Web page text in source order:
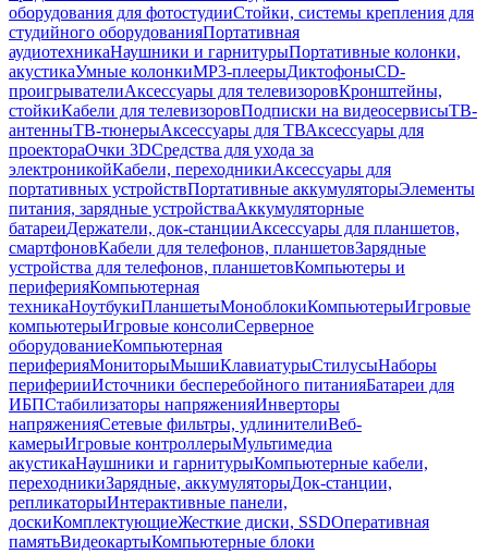
оборудования для фотостудииСтойки, системы крепления для
студийного оборудованияПортативная
аудиотехникаНаушники и гарнитурыПортативные колонки,
акустикаУмные колонкиMP3-плеерыДиктофоныCD-
проигрывателиАксессуары для телевизоровКронштейны,
стойкиКабели для телевизоровПодписки на видеосервисыТВ-
антенныТВ-тюнерыАксессуары для ТВАксессуары для
проектораОчки 3DСредства для ухода за
электроникойКабели, переходникиАксессуары для
портативных устройствПортативные аккумуляторыЭлементы
питания, зарядные устройстваАккумуляторные
батареиДержатели, док-станцииАксессуары для планшетов,
смартфоновКабели для телефонов, планшетовЗарядные
устройства для телефонов, планшетовКомпьютеры и
периферияКомпьютерная
техникаНоутбукиПланшетыМоноблокиКомпьютерыИгровые
компьютерыИгровые консолиСерверное
оборудованиеКомпьютерная
периферияМониторыМышиКлавиатурыСтилусыНаборы
периферииИсточники бесперебойного питанияБатареи для
ИБПСтабилизаторы напряженияИнверторы
напряженияСетевые фильтры, удлинителиВеб-
камерыИгровые контроллерыМультимедиа
акустикаНаушники и гарнитурыКомпьютерные кабели,
переходникиЗарядные, аккумуляторыДок-станции,
репликаторыИнтерактивные панели,
доскиКомплектующиеЖесткие диски, SSDОперативная
памятьВидеокартыКомпьютерные блоки